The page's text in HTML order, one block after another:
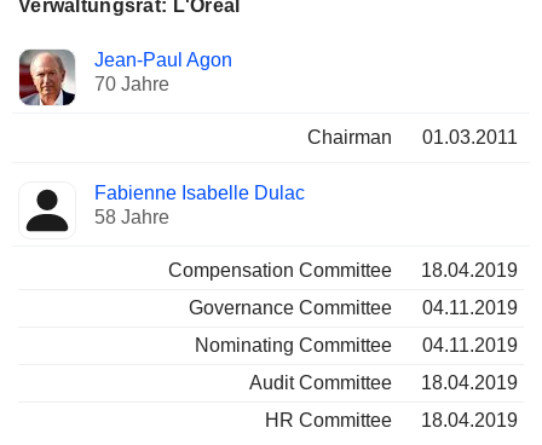
Verwaltungsrat: L'Oréal
Verwaltungsratsmitglied
Jean-Paul Agon
70 Jahre
Chairman 01.03.2011
Fabienne Isabelle Dulac
58 Jahre
Compensation Committee
18.04.2019
Governance Committee
04.11.2019
Nominating Committee
04.11.2019
Audit Committee
18.04.2019
HR Committee
18.04.2019